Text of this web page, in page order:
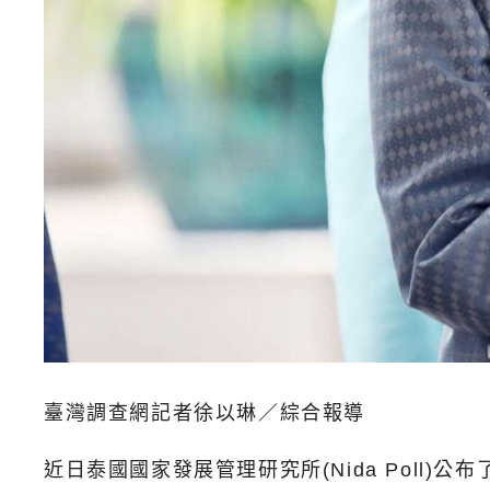
臺灣調查網記者徐以琳／綜合報導
近日泰國國家發展管理研究所(Nida Poll)公布